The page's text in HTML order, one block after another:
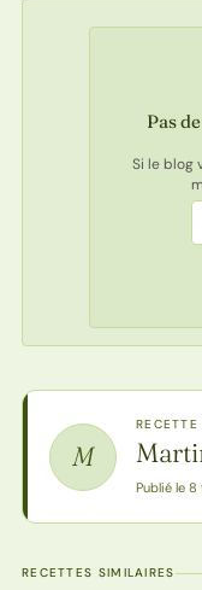
Pas
Si le blog
M
RECETTE
Publié le
RECETTES SIMILAIRES